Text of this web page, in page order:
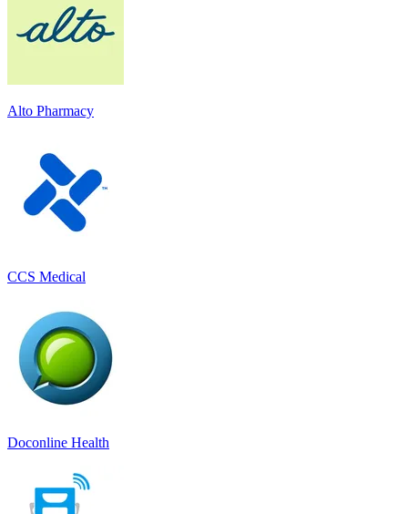
Alto Pharmacy
CCS Medical
Doconline Health